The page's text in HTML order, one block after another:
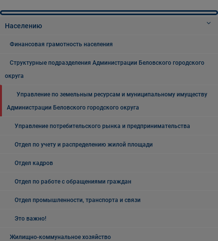
Населению
Финансовая грамотность населения
Структурные подразделения Администрации Беловского городского
округа
Управление по земельным ресурсам и муниципальному имуществу
Администрации Беловского городского округа
Управление потребительского рынка и предпринимательства
Отдел по учету и распределению жилой площади
Отдел кадров
Отдел по работе с обращениями граждан
Отдел промышленности, транспорта и связи
Это важно!
Жилищно-коммунальное хозяйство